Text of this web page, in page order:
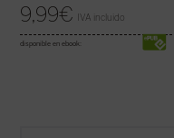
9,99€ IVA incluido
disponible en ebook: